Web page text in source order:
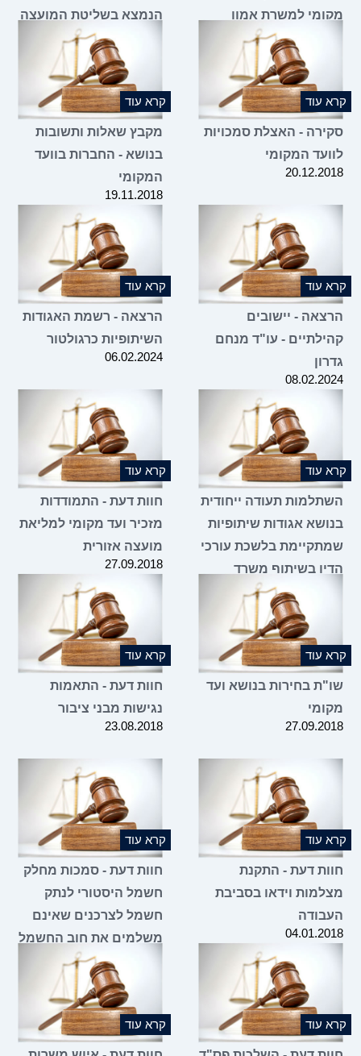
מקומי למשרת אמון
במועצה האזורית?
07.02.2019
הנמצא בשליטת המועצה
קרא עוד
סקירה - האצלת סמכויות
לוועד המקומי
20.12.2018
קרא עוד
מקבץ שאלות ותשובות
בנושא - החברות בוועד
המקומי
19.11.2018
קרא עוד
הרצאה - יישובים
קהילתיים - עו"ד מנחם
גדרון
08.02.2024
קרא עוד
הרצאה - רשמת האגודות
השיתופיות כרגולטור
06.02.2024
קרא עוד
השתלמות תעודה ייחודית
בנושא אגודות שיתופיות
שמתקיימת בלשכת עורכי
הדין בשיתוף משרד
הכלכלה והתעשייה
18.01.2024
קרא עוד
חוות דעת - התמודדות
מזכיר ועד מקומי למליאת
מועצה אזורית
27.09.2018
קרא עוד
שו"ת בחירות בנושא ועד
מקומי
27.09.2018
קרא עוד
חוות דעת - התאמות
נגישות מבני ציבור
23.08.2018
קרא עוד
חוות דעת - התקנת
מצלמות וידאו בסביבת
העבודה
04.01.2018
קרא עוד
חוות דעת - סמכות מחלק
חשמל היסטורי לנתק
חשמל לצרכנים שאינם
משלמים את חוב החשמל
14.12.2017
קרא עוד קרא עוד